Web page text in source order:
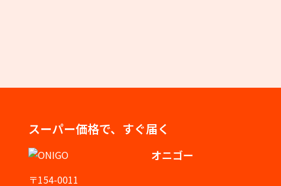
スーパー価格で、すぐ届く
オニゴー
〒154-0011